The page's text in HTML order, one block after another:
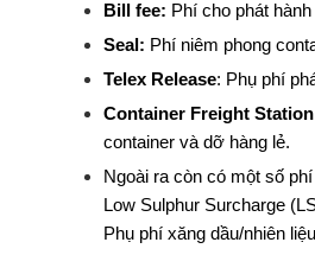
Bill fee: Phí cho phát
Seal: Phí niêm phong
Telex Release: Phụ phí
Container Freight Station
container và dỡ hàng lẻ.
Ngoài ra còn có một số
Low Sulphur Surcharge
Phụ phí xăng dầu/nhiên